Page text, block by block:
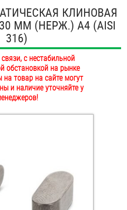
инструментКЛИНОВАЯ
ММ (НЕРЖ.) A4 (AISI
316)
с нестабильной
обстановкой на рынке
товар на сайте могут
и наличие уточняйте у